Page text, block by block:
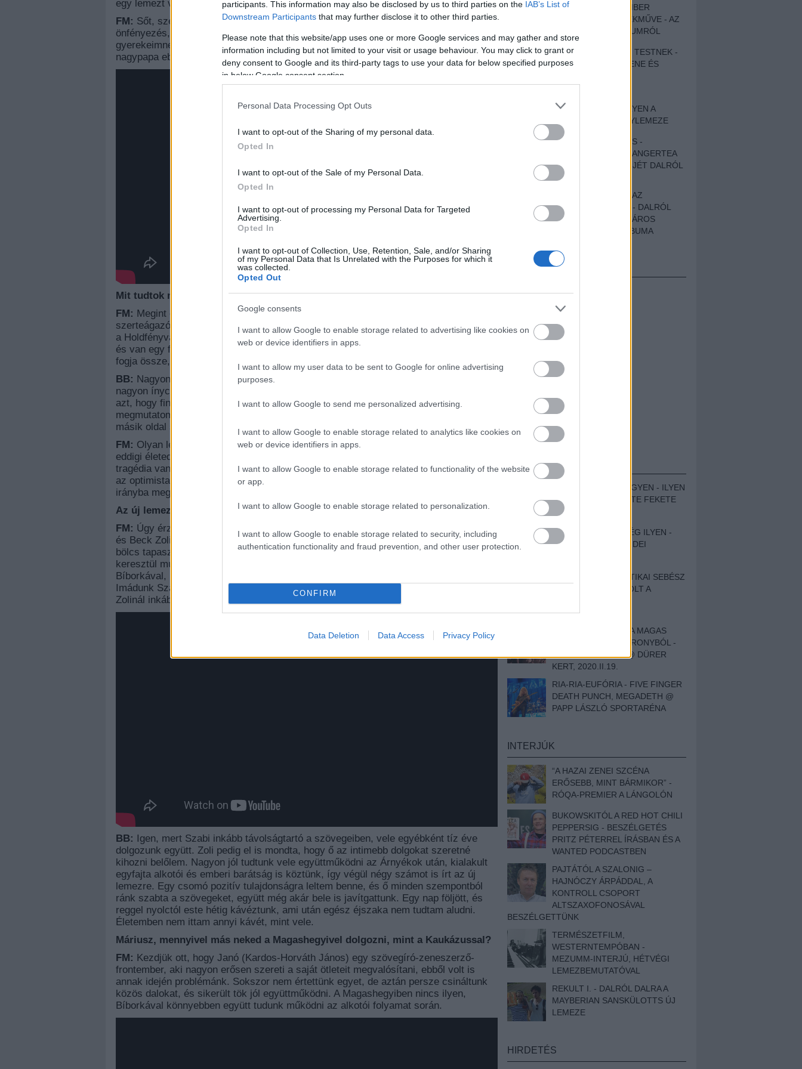
participants. This information may also be disclosed by us to third parties on the IAB’s List of
Downstream Participants that may further disclose it to other third parties.
Please note that this website/app uses one or more Google services and may gather and store
information including but not limited to your visit or usage behaviour. You may click to grant or
deny consent to Google and its third-party tags to use your data for below specified purposes
in below Google consent section.
Personal Data Processing Opt Outs
I want to opt-out of the Sharing of my personal data.
Opted In
I want to opt-out of the Sale of my Personal Data.
Opted In
I want to opt-out of processing my Personal Data for Targeted
Advertising.
Opted In
I want to opt-out of Collection, Use, Retention, Sale, and/or Sharing
of my Personal Data that Is Unrelated with the Purposes for which it
was collected.
Opted Out
Google consents
I want to allow Google to enable storage related to advertising like cookies on
web or device identifiers in apps.
I want to allow my user data to be sent to Google for online advertising
purposes.
I want to allow Google to send me personalized advertising.
I want to allow Google to enable storage related to analytics like cookies on
web or device identifiers in apps.
I want to allow Google to enable storage related to functionality of the website
or app.
I want to allow Google to enable storage related to personalization.
I want to allow Google to enable storage related to security, including
authentication functionality and fraud prevention, and other user protection.
CONFIRM
Data Deletion Data Access Privacy Policy
egy lemezt végighallgassanak.
FM: Sőt, szerintem az egész szimfonikus műsor nagyon jó lett, és ez nem
önfényezés, de valószínűleg ez lesz az a produktum, amit hatvan évesen berakok a
gyerekeimnek vagy unokáimnak, és azt mondom, hogy nézzétek meg, mert a
nagypapa ebben részt vett.
Mit tudtok mesélni a nemrég megjelent új lemezről?
FM: Megint egy picit hosszú ideig írtuk ezt a lemezt, így ez is stílusilag elég
szerteágazó, kalandozó. Vannak rajta dark folk dalok, egy kicsit popba nyúlóak, mint
a Holdfényváros, Fűrész Gábor hozta a Zolival közös Látod című dalt, ami már folk,
és van egy full akusztikus dal is, az Újhold, amit Bíborka hozott. Az egészet pedig az
fogja össze, hogy ez az album egy kicsit szomorúbb hangvételű lett szerintem.
BB: Nagyon érdekes, mert pont olyan az album, mint mikor rágsz egy falatot, ami
nagyon ínycsiklandó, de nem tudod megmondani róla, hogy édes vagy keserű, csak
azt, hogy finom. Kétdimenziós véleményeket hallok, mikor a barátaimnak
megmutatom az új lemezt: az egyik azt mondja, hogy hú, ez nagyon optimista, a
másik oldal szerint pedig nagyon szomorú.
FM: Olyan lett ez a lemez, mint mikor megkérdezik az embertől, hogy milyen volt az
eddigi életed. Ha ráteszed az egészet a válladra, az annyira kurva nehéz, annyi
tragédia van benne, hogy ha ezt egyben kell hordani, akkor belerokkansz. De ott van
az optimista vonal is, hogy annyira fasza az életem, annyi minden történt, olyan jó
irányba megy, hogy ez egy fantasztikus dolog. Szóval ezt így nehéz megfogalmazni.
Az új lemezen is elsősorban Tariska Szabolcs a szövegírótok?
FM: Úgy érzem, megtaláltuk azt az egyensúlyt a két szövegíróval, Tariska Szabival
és Beck Zolival, amit már régóta szerettünk volna. Kettejük közül Szabi mondjuk a
bölcs tapasztalt öregúr, aki sok mindent beleír a szövegbe, és Bíborka lényén
keresztül mutat egy olyan világot, ami egyébként ő. Zolinál nagyon sok az interakció
Bíborkával, megpróbálja kiszedni belőle azt, amiről lehetne írni, és azt írja meg.
Imádunk Szabival dolgozni, aki egy fantasztikus ember, csak az a különbség, hogy
Zolinál inkább vannak fókuszban Bíborka érzései és dolgai, mint nála.
BB: Igen, mert Szabi inkább távolságtartó a szövegeiben, vele egyébként tíz éve
dolgozunk együtt. Zoli pedig el is mondta, hogy ő az intimebb dolgokat szeretné
kihozni belőlem. Nagyon jól tudtunk vele együttműködni az Árnyékok után, kialakult
egyfajta alkotói és emberi barátság is köztünk, így végül négy számot is írt az új
lemezre. Egy csomó pozitív tulajdonságra leltem benne, és ő minden szempontból
ránk szabta a szövegeket, együtt még akár bele is javítgattunk. Egy nap följött, és
reggel nyolctól este hétig kávéztunk, ami után egész éjszaka nem tudtam aludni.
Életemben nem ittam annyi kávét, mint vele.
Máriusz, mennyivel más neked a Magashegyivel dolgozni, mint a Kaukázussal?
FM: Kezdjük ott, hogy Janó (Kardos-Horváth János) egy szövegíró-zeneszerző-
frontember, aki nagyon erősen szereti a saját ötleteit megvalósítani, ebből volt is
annak idején problémánk. Sokszor nem értettünk egyet, de aztán persze csináltunk
közös dalokat, és sikerült tök jól együttműködni. A Magashegyiben nincs ilyen,
Bíborkával könnyebben együtt tudunk működni az alkotói folyamat során.
EGY DÜHÖS VÉNEMBER
UNIVERZÁLIS REMEKMŰVE - AZ
ÚJ BOB DYLAN-ALBUMRÓL
ZENE LÉLEKNEK ÉS TESTNEK -
AUTENTIKUS NÉPZENE ÉS
SZOMORKODÁS - ILYEN A
KATATONIA ÚJ NAGYLEMEZE
CROCODILE NERVES -
HALLGASD MEG AZ ANGERTEA
MA MEGJELENT EP-JÉT DALRÓL
DALRA!
A FELELŐSSÉGTŐL AZ
ELLOPOTT FÖLDIG - DALRÓL
DALRA A KÉPZELT VÁROS
SAMIZDAT CÍMŰ ALBUMA
HIRDETÉS
BESZÁMOLÓK
ZENÉS TÁBOR A HEGYEN - ILYEN
VOLT A VÍRUS SZÜLTE FEKETE
ZAJ FESZTIVÁL
SOHA NEM VOLT MÉG ILYEN -
BESZÁMOLÓNK AZ IDEI
EGY HALLÁSPLASZTIKAI SEBÉSZ
NAPLÓJA - ILYEN VOLT A
DOKUMENTUMFILM
MÉLY FÉRFIBÁNAT A MAGAS
ELEFÁNTCSONTTORONYBÓL -
LEPROUS, KLONE @ DÜRER
KERT, 2020.II.19.
RIA-RIA-EUFÓRIA - FIVE FINGER
DEATH PUNCH, MEGADETH @
PAPP LÁSZLÓ SPORTARÉNA
INTERJÚK
“A HAZAI ZENEI SZCÉNA
ERŐSEBB, MINT BÁRMIKOR” -
RÓQA-PREMIER A LÁNGOLÓN
BUKOWSKITÓL A RED HOT CHILI
PEPPERSIG - BESZÉLGETÉS
PRITZ PÉTERREL ÍRÁSBAN ÉS A
WANTED PODCASTBEN
PAJTÁTÓL A SZALONIG –
HAJNÓCZY ÁRPÁDDAL, A
KONTROLL CSOPORT
ALTSZAXOFONOSÁVAL
BESZÉLGETTÜNK
TERMÉSZETFILM,
WESTERNTEMPÓBAN -
MEZUMM-INTERJÚ, HÉTVÉGI
LEMEZBEMUTATÓVAL
REKULT I. - DALRÓL DALRA A
MAYBERIAN SANSKÜLOTTS ÚJ
LEMEZE
HIRDETÉS